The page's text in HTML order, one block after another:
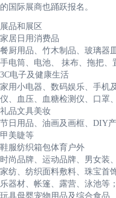
的国际展商也踊跃报名。
展品和展区
家居日用消费品
餐厨用品、竹木制品、玻璃器
手电筒、电池、 抹布、拖把
3C电子及健康生活
家用小电器、数码娱乐、手机
仪、血压、血糖检测仪、口罩
礼品文具美妆
节日用品、油画及画框、DIY
甲美睫等
鞋服纺织箱包体育户外
时尚品牌、运动品牌、男女装
家纺、纺织面料敷料、珠宝首
乐器材、帐篷、露营、泳池等；
玩具母婴宠物用品及综合食品